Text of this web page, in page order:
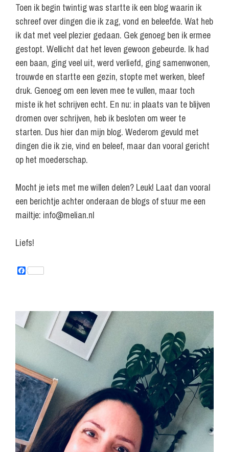
Toen ik begin twintig was startte ik een blog waarin ik
schreef over dingen die ik zag, vond en beleefde. Wat heb
ik dat met veel plezier gedaan. Gek genoeg ben ik ermee
gestopt. Wellicht dat het leven gewoon gebeurde. Ik had
een baan, ging veel uit, werd verliefd, ging samenwonen,
trouwde en startte een gezin, stopte met werken, bleef
druk. Genoeg om een leven mee te vullen, maar toch
miste ik het schrijven echt. En nu: in plaats van te blijven
dromen over schrijven, heb ik besloten om weer te
starten. Dus hier dan mijn blog. Wederom gevuld met
dingen die ik zie, vind en beleef, maar dan vooral gericht
op het moederschap.
Mocht je iets met me willen delen? Leuk! Laat dan vooral
een berichtje achter onderaan de blogs of stuur me een
mailtje: info@melian.nl
Liefs!
F
o
o
k